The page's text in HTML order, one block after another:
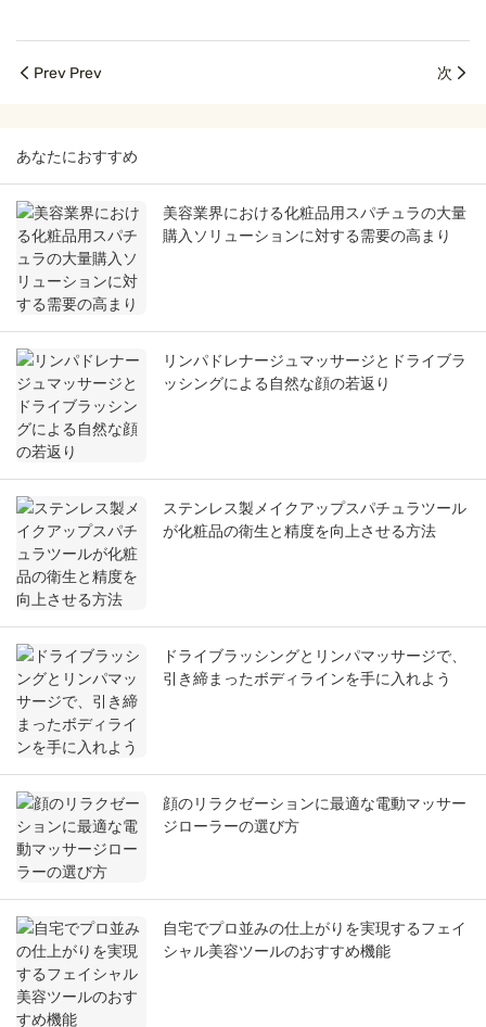
Prev Prev 次
あなたにおすすめ
美容業界における化粧品用スパチュラの大量
購入ソリューションに対する需要の高まり
リンパドレナージュマッサージとドライブラ
ッシングによる自然な顔の若返り
ステンレス製メイクアップスパチュラツール
が化粧品の衛生と精度を向上させる方法
ドライブラッシングとリンパマッサージで、
引き締まったボディラインを手に入れよう
顔のリラクゼーションに最適な電動マッサー
ジローラーの選び方
自宅でプロ並みの仕上がりを実現するフェイ
シャル美容ツールのおすすめ機能